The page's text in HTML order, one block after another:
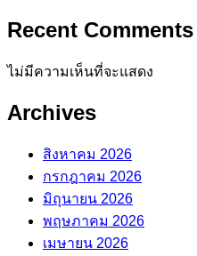
Recent Comments
ไม่มีความเห็นที่จะแสดง
Archives
สิงหาคม 2026
กรกฎาคม 2026
มิถุนายน 2026
พฤษภาคม 2026
เมษายน 2026